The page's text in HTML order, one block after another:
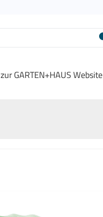
zur GARTEN+HAUS Website